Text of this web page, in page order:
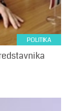
POLITIKA